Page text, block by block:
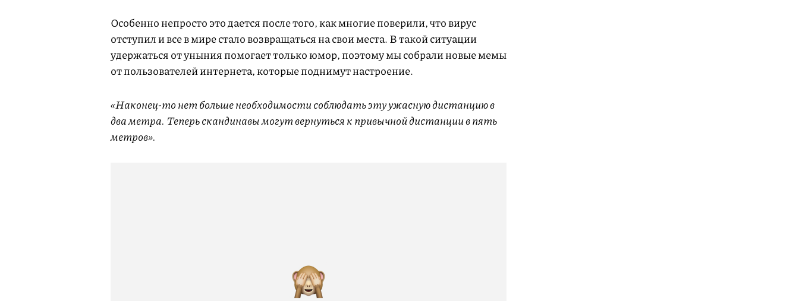
Особенно непросто это дается после того, как многие поверили, что вирус
отступил и все в мире стало возвращаться на свои места. В такой ситуации
удержаться от уныния помогает только юмор, поэтому мы собрали новые мемы
от пользователей интернета, которые поднимут настроение.
«Наконец-то нет больше необходимости соблюдать эту ужасную дистанцию в
два метра. Теперь скандинавы могут вернуться к привычной дистанции в пять
метров».